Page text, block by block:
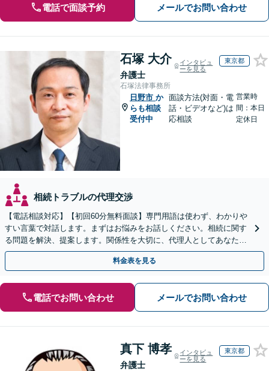
電話で面談予約 メールでお問い合わせ
石塚 大介
弁護士
インタビュ
ーを見る
東京都
石塚法律事務所
日野市 か
らも相談
受付中
面談方法(対面・電
話・ビデオなど)は
応相談
営業時
間：本日
定休日
相続トラブルの代理交渉
【電話相談対応】【初回60分無料面談】専門用語は使わず、わかりや
すい言葉で対話します。まずはお悩みをお話しください。相続に関す
る問題を解決、提案します。関係性を大切に、代理人としてあなたの
利益を守ります【夜間休日対応】【カード利用可】
料金表を見る
電話でお問い合わせ メールでお問い合わせ
真下 博孝
弁護士
インタビュ
ーを見る
東京都